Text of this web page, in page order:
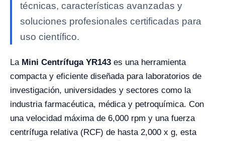
técnicas, características avanzadas y
soluciones profesionales certificadas para
uso científico.
LaMini Centrífuga YR143 es una herramienta
compacta y eficiente diseñada para laboratorios de
investigación, universidades y sectores como la
industria farmacéutica, médica y petroquímica. Con
una velocidad máxima de 6,000 rpm y una fuerza
centrífuga relativa (RCF) de hasta 2,000 x g, esta